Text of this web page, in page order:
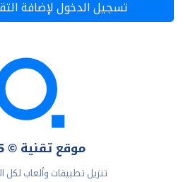
تسجيل الدخول لإضافة
موقع تقنية © 2025
تنزيل تطبيقات وألعاب لكل